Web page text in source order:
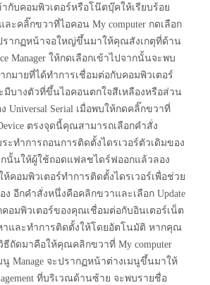
กับคอมพิวเตอร์หรือโน๊ตบุ๊คให้เรียบร้อย
ะคลิ๊กขวาที่ไอคอน My computer กดเลือก
ปรากฏหน้าจอใหญ่ขึ้นมาให้คุณสังเกตุที่ด้าน
Manager ให้กดเลือกเข้าไปจากนั้นจะพบ
กมายที่ได้ทำการเชื่อมต่อกับคอมพิวเตอร์
มีบางตัวที่ขึ้นไอคอนตกใจสีเหลืองหรือส่วน
Universal Serial เมื่อพบให้กดคลิ๊กขวาที่
Device ตรงจุดนี้คุณสามารถเลือกคำสั่ง
ระทำการถอนการติดตั้งไดรเวอร์ตัวเดิมของ
นั้นให้ผู้ใช้ถอดแฟลชไดร์ฟออกแล้วลอง
ห้คอมพิวเตอร์ทำการติดตั้งไดรเวอร์เพื่อช่วย
ง อีกคำสั่งหนึ่งคือคลิกขวาและเลือก Update
คอมพิวเตอร์ของคุณเชื่อมต่อกับอินเตอร์เน็ต
าและทำการติดตั้งให้โดยอัตโนมัติ หากคุณ
ธีถัดมาคือให้คุณคลิกขวาที่ My computer
นู Manage จะปรากฏหน้าต่างเมนูขึ้นมาให้
ที่บริเวณด้านซ้าย จะพบรายชื่อ